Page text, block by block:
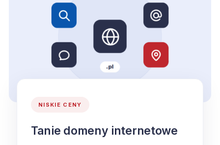
NISKIE CENY
Tanie domeny internetowe